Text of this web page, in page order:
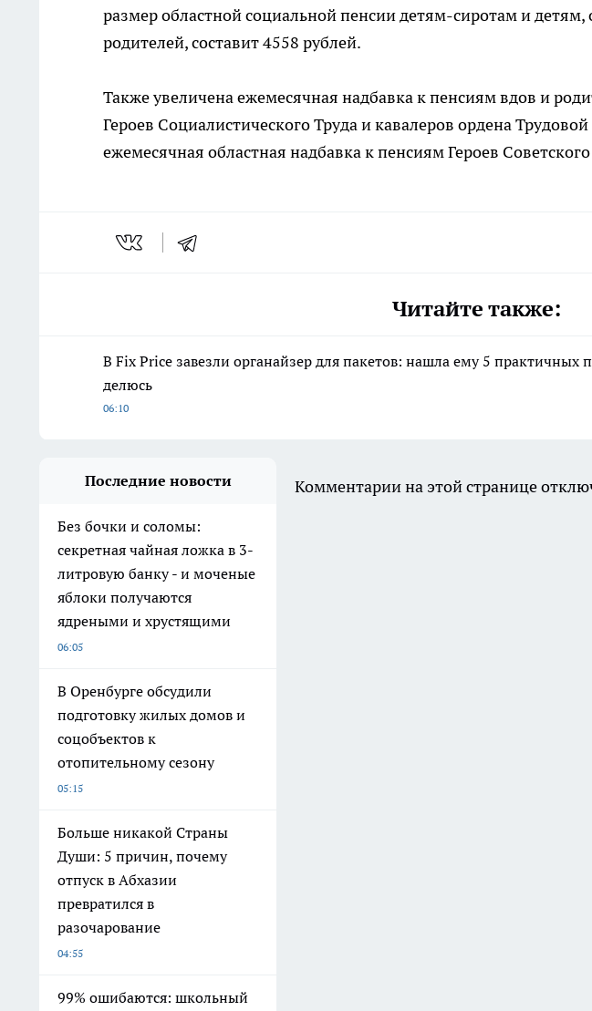
размер областной социальной пенсии детям-сиротам и
родителей, составит 4558 рублей.
Также увеличена ежемесячная надбавка к пенсиям вдов и
Героев Социалистического Труда и кавалеров ордена
ежемесячная областная надбавка к пенсиям Героев
Читайте также:
В Fix Price завезли органайзер для пакетов: нашла ему 5
делюсь
06:10
Последние новости
Без бочки и соломы:
секретная чайная ложка в 3-
литровую банку - и моченые
яблоки получаются
ядреными и хрустящими
06:05
В Оренбурге обсудили
подготовку жилых домов и
соцобъектов к
отопительному сезону
05:15
Больше никакой Страны
Души: 5 причин, почему
отпуск в Абхазии
превратился в
разочарование
04:55
99% ошибаются: школьный
Комментарии на этой странице